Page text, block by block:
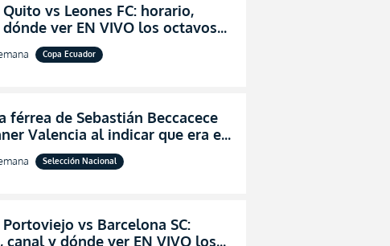
vs Leones FC: horario,
ver EN VIVO los octavos
de la Copa Ecuador 2026
Copa Ecuador
férrea de Sebastián Beccacece
Valencia al indicar que era el
indicado para Ecuador
Selección Nacional
Portoviejo vs Barcelona SC:
canal y dónde ver EN VIVO los